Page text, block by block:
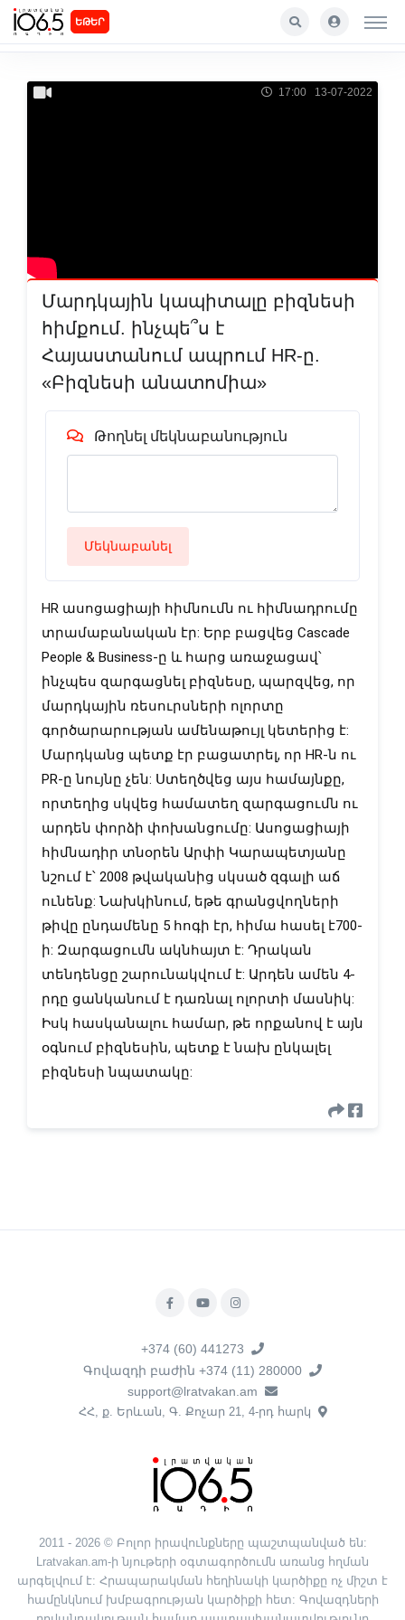
ԵԹԵՐ
17:00 13-07-2022
Մարդկային կապիտալը բիզնեսի
հիմքում. ինչպե՞ս է
Հայաստանում ապրում HR-ը.
«Բիզնեսի անատոմիա»
Թողնել մեկնաբանություն
Մեկնաբանել
HR ասոցացիայի հիմնումն ու հիմնադրումը
տրամաբանական էր: Երբ բացվեց Cascade
People & Business-ը և հարց առաջացավ՝
ինչպես զարգացնել բիզնեսը, պարզվեց, որ
մարդկային ռեսուրսների ոլորտը
գործարարության ամենաթույլ կետերից է:
Մարդկանց պետք էր բացատրել, որ HR-ն ու
PR-ը նույնը չեն: Ստեղծվեց այս համայնքը,
որտեղից սկվեց համատեղ զարգացումն ու
արդեն փորձի փոխանցումը: Ասոցացիայի
հիմնադիր տնօրեն Արփի Կարապետյանը
նշում է՝ 2008 թվականից սկսած զգալի աճ
ունենք: Նախկինում, եթե գրանցվողների
թիվը ընդամենը 5 հոգի էր, հիմա հասել է700-
ի: Զարգացումն ակնհայտ է: Դրական
տենդենցը շարունակվում է: Արդեն ամեն 4-
րդը ցանկանում է դառնալ ոլորտի մասնիկ:
Իսկ հասկանալու համար, թե որքանով է այն
օգնում բիզնեսին, պետք է նախ ընկալել
բիզնեսի նպատակը:
+374 (60) 441273
Գովազդի բաժին +374 (11) 280000
support@lratvakan.am
ՀՀ, ք. Երևան, Գ. Քոչար 21, 4-րդ հարկ
2011 - 2026 © Բոլոր իրավունքները պաշտպանված են:
Lratvakan.am-ի նյութերի օգտագործումն առանց հղման
արգելվում է: Հրապարակման հեղինակի կարծիքը ոչ միշտ է
համընկնում խմբագրության կարծիքի հետ: Գովազդների